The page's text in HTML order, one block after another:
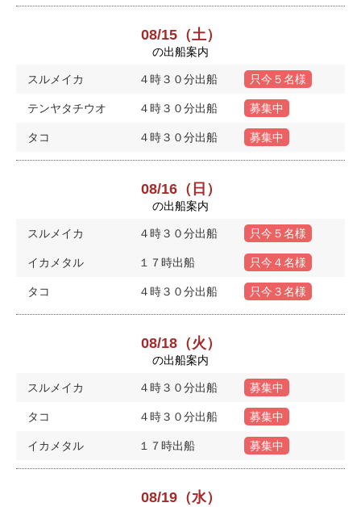
08/15（土）
の出船案内
スルメイカ ４時３０分出船 只今５名様
テンヤタチウオ ４時３０分出船 募集中
タコ ４時３０分出船 募集中
08/16（日）
の出船案内
スルメイカ ４時３０分出船 只今５名様
イカメタル １７時出船 只今４名様
タコ ４時３０分出船 只今３名様
08/18（火）
の出船案内
スルメイカ ４時３０分出船 募集中
タコ ４時３０分出船 募集中
イカメタル １７時出船 募集中
08/19（水）